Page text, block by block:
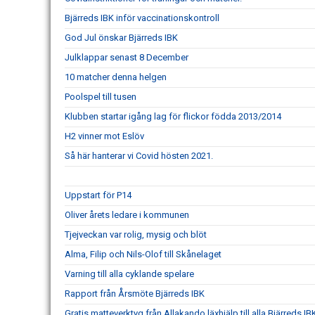
Bjärreds IBK inför vaccinationskontroll
God Jul önskar Bjärreds IBK
Julklappar senast 8 December
10 matcher denna helgen
Poolspel till tusen
Klubben startar igång lag för flickor födda 2013/2014
H2 vinner mot Eslöv
Så här hanterar vi Covid hösten 2021.
Uppstart för P14
Oliver årets ledare i kommunen
Tjejveckan var rolig, mysig och blöt
Alma, Filip och Nils-Olof till Skånelaget
Varning till alla cyklande spelare
Rapport från Årsmöte Bjärreds IBK